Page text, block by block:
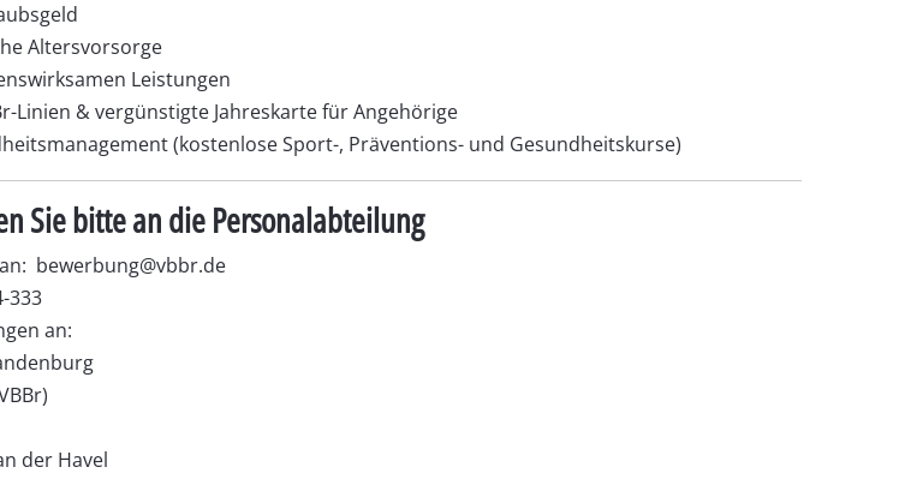
Altersvorsorge
Leistungen
Linien & vergünstigte Jahreskarte für Angehörige
(kostenlose Sport-, Präventions- und Gesundheitskurse)
Sie bitte an die Personalabteilung
bewerbung@vbbr.de
333
an:
der Havel